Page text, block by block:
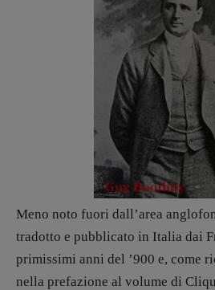
Intelligenza Artificiale
Maestri sommersi
Pasolini 1922-2022
Psichedelia
Scienza
Stranimondi
Tornare a Ballard
Valerio Evangelisti
Vampirismi
Zong!
DIRETTRICE RESPONSABILE
Antonella Marrone
Meno noto fuori dall’area
tradotto e pubblicato in Italia dai
primissimi anni del ’900 e, come
nella prefazione al volume di